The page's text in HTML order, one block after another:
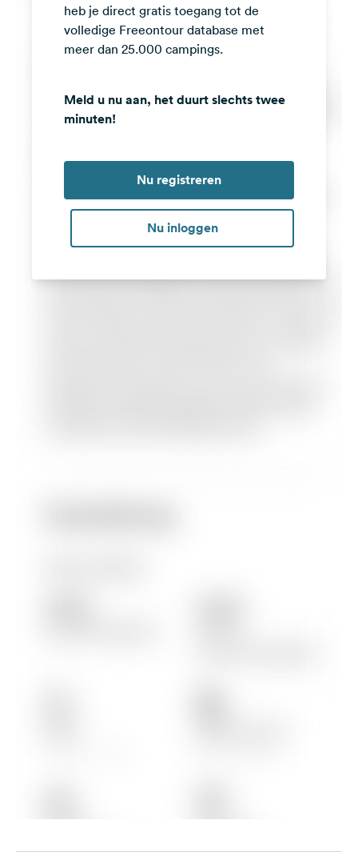
Instagram
heb je direct gratis toegang tot de
volledige Freeontour database met
meer dan 25.000 campings.
Meld u nu aan, het duurt slechts twee
minuten!
Nu registreren
Nu inloggen